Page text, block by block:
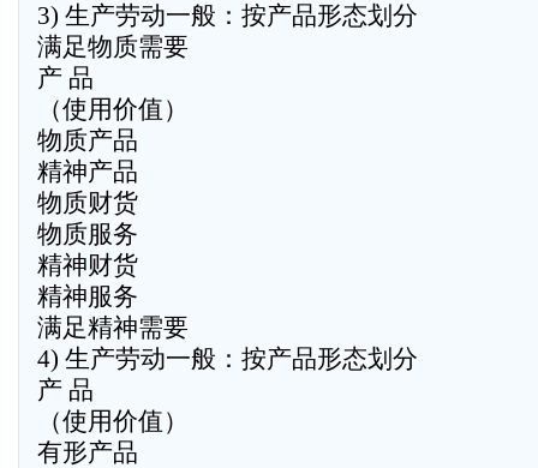
3) 生产劳动一般：按产品形态划分
满足物质需要
产 品
（使用价值）
物质产品
精神产品
物质财货
物质服务
精神财货
精神服务
满足精神需要
4) 生产劳动一般：按产品形态划分
产 品
（使用价值）
有形产品